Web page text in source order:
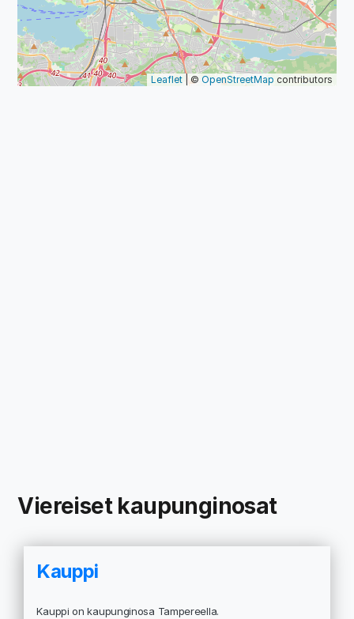
Leaflet| © OpenStreetMap contributors
Viereiset kaupunginosat
Kauppi
Kauppi on kaupunginosa Tampereella.